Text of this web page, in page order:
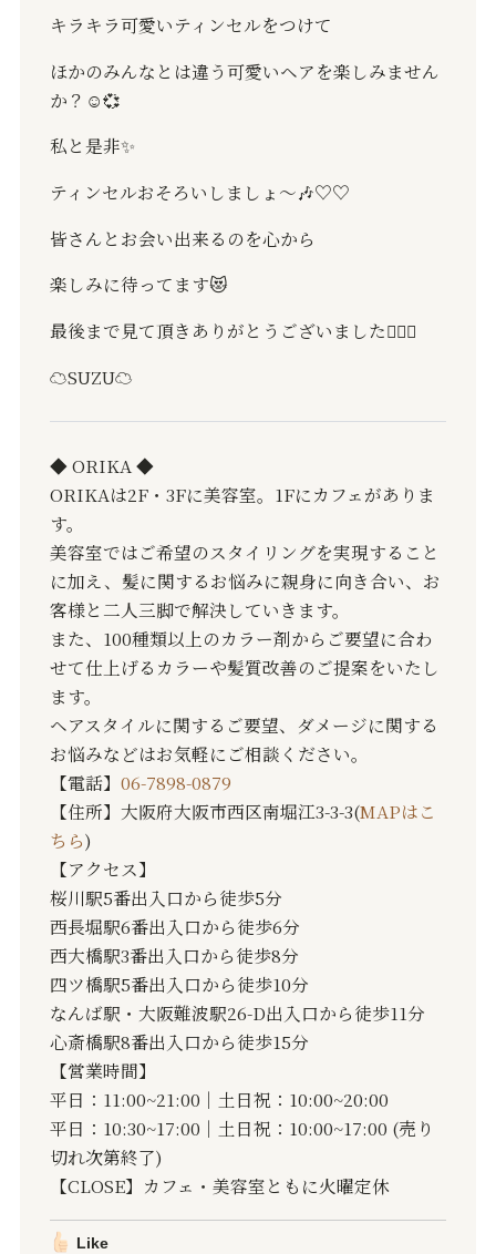
キラキラ可愛いティンセルをつけて
ほかのみんなとは違う可愛いヘアを楽しみません
か？ ☺️💞
私と是非✨
ティンセルおそろいしましょ〜🎶♡♡
皆さんとお会い出来るのを心から
楽しみに待ってます😻
最後まで見て頂きありがとうございました🙇🏻‍♂️
☁️SUZU☁️
◆ ORIKA ◆
ORIKAは2F・3Fに美容室。1Fにカフェがありま
す。
美容室ではご希望のスタイリングを実現すること
に加え、髪に関するお悩みに親身に向き合い、お
客様と二人三脚で解決していきます。
また、100種類以上のカラー剤からご要望に合わ
せて仕上げるカラーや髪質改善のご提案をいたし
ます。
ヘアスタイルに関するご要望、ダメージに関する
お悩みなどはお気軽にご相談ください。
【電話】 06-7898-0879
【住所】大阪府大阪市西区南堀江3-3-3(MAPはこ
ちら)
【アクセス】
桜川駅5番出入口から徒歩5分
西長堀駅6番出入口から徒歩6分
西大橋駅3番出入口から徒歩8分
四ツ橋駅5番出入口から徒歩10分
なんば駅・大阪難波駅26-D出入口から徒歩11分
心斎橋駅8番出入口から徒歩15分
【営業時間】
平日：11:00~21:00｜土日祝：10:00~20:00
平日：10:30~17:00｜土日祝：10:00~17:00 (売り
切れ次第終了)
【CLOSE】カフェ・美容室ともに火曜定休
Like